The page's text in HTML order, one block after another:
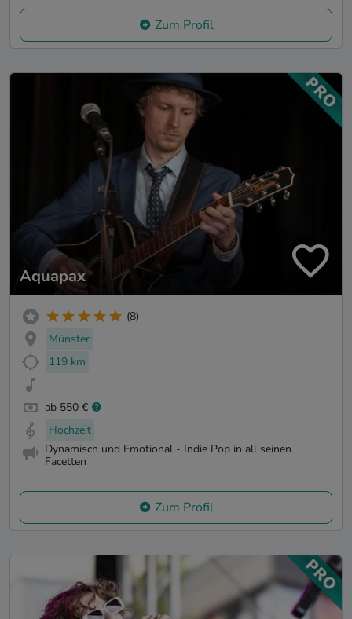
Zum Profil
Aquapax
(8)
Münster
119 km
ab 550 €
Hochzeit
Dynamisch und Emotional - Indie Pop in all seinen
Facetten
Zum Profil